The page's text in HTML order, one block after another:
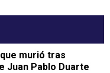
murió tras
Juan Pablo Duarte